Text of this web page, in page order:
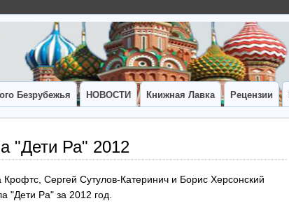
Безрубежья НОВОСТИ Книжная Лавка Рецензии
"Дети Ра" 2012
Сергей Сутулов-Катеринич и Борис Херсонский
"Дети Ра" за 2012 год.